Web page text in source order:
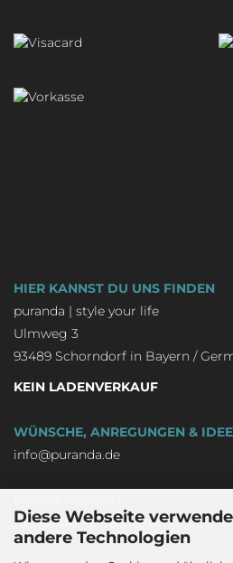
Diese Webseite
andere Technologien
HIER KANNST DU UNS FINDEN
puranda | style your life
Ulmweg 3
93489 Schorndorf in Bayern /
KEIN LADENVERKAUF
WÜNSCHE, ANREGUNGEN &
info@puranda.de
Newsletter an-/abmelden